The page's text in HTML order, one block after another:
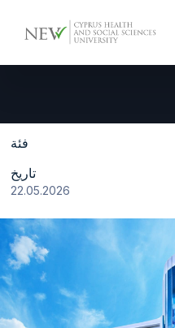
فئة
تاريخ
22.05.2026